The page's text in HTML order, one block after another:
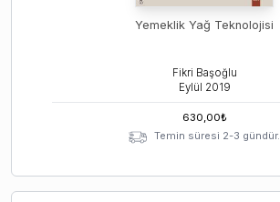
Yemeklik Yağ Teknolojisi
Fikri Başoğlu
Eylül 2019
630,00₺
Temin süresi 2-3 gündür.